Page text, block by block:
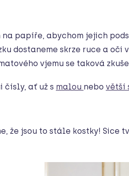
na papíře, abychom jejich
dostaneme skrze ruce a
vjemu se taková
čísly, ať už s malou nebo větší
že jsou to stále kostky!